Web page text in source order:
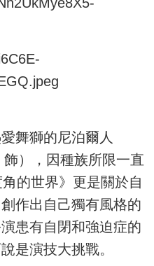
舞獅的尼泊爾人
），因種族所限一直
的世界》更是關於自
作出自己獨有風格的
患有自閉和強迫症的
是演技大挑戰。